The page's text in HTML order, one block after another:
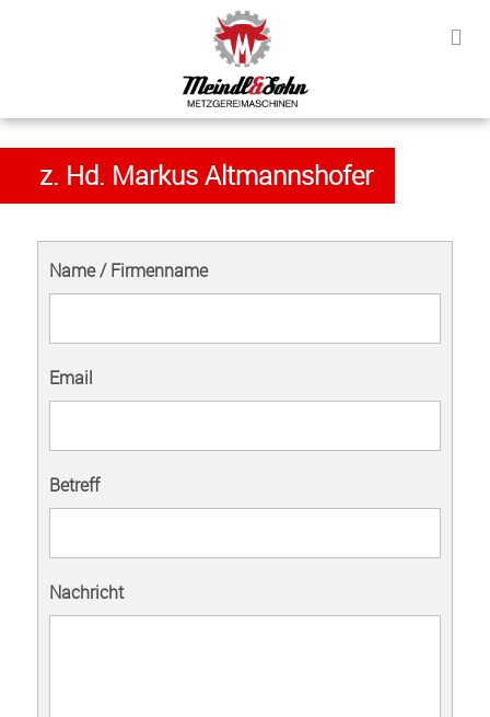
z. Hd. Markus Altmannshofer
Name / Firmenname
Email
Betreff
Nachricht